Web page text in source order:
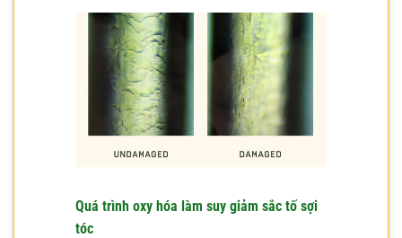
Quá trình oxy hóa làm suy giảm sắc tố sợi
tóc